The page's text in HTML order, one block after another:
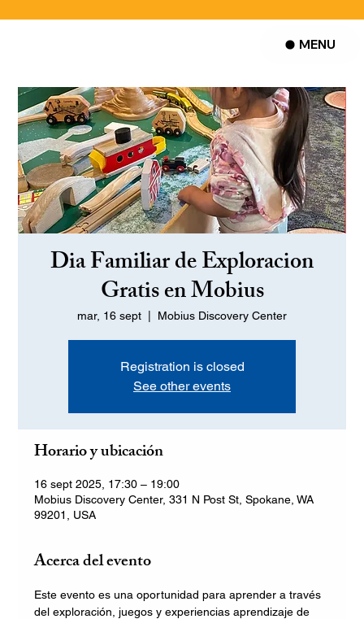
MENU
Dia Familiar de Exploracion
Gratis en Mobius
mar, 16 sept Mobius Discovery Center
Registration is closed
See other events
Horario y ubicación
16 sept 2025, 17:30 – 19:00
Mobius Discovery Center, 331 N Post St, Spokane, WA
99201, USA
Acerca del evento
Este evento es una oportunidad para aprender a través
del exploración, juegos y experiencias aprendizaje de